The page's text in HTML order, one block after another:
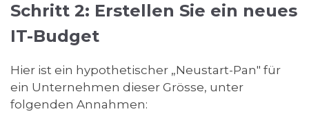
Schritt 2: Erstellen Sie ein neues
IT-Budget
Hier ist ein hypothetischer „Neustart-Pan" für
ein Unternehmen dieser Grösse, unter
folgenden Annahmen: